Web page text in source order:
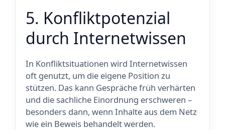
5. Konfliktpotenzial
durch Internetwissen
In Konfliktsituationen wird Internetwissen
oft genutzt, um die eigene Position zu
stützen. Das kann Gespräche früh verhärten
und die sachliche Einordnung erschweren –
besonders dann, wenn Inhalte aus dem Netz
wie ein Beweis behandelt werden.